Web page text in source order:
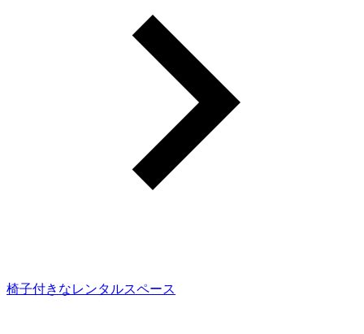
椅子付きなレンタルスペース